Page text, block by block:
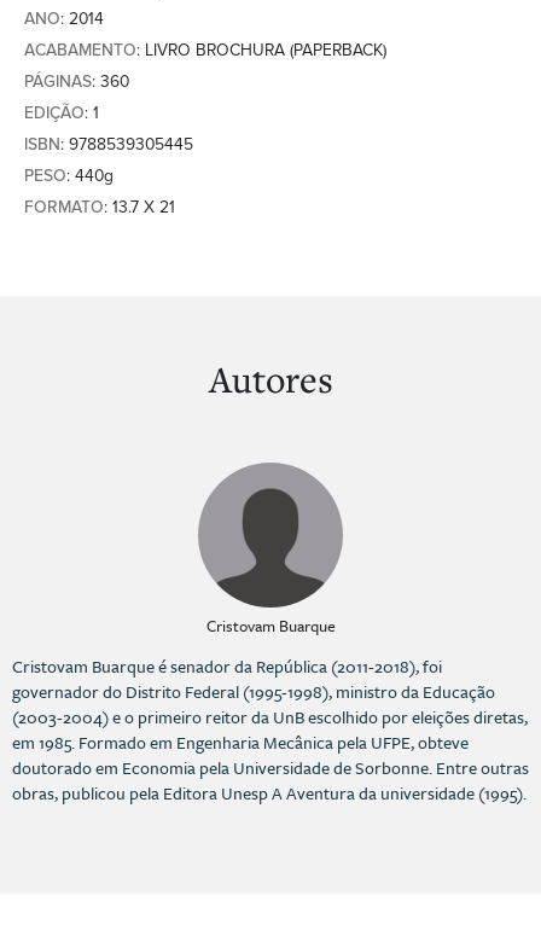
ANO: 2014
ACABAMENTO: LIVRO BROCHURA (PAPERBACK)
PÁGINAS: 360
EDIÇÃO: 1
ISBN: 9788539305445
PESO: 440g
FORMATO: 13.7 X 21
Autores
Cristovam Buarque
Cristovam Buarque é senador da República (2011-2018), foi
governador do Distrito Federal (1995-1998), ministro da Educação
(2003-2004) e o primeiro reitor da UnB escolhido por eleições diretas,
em 1985. Formado em Engenharia Mecânica pela UFPE, obteve
doutorado em Economia pela Universidade de Sorbonne. Entre outras
obras, publicou pela Editora Unesp A Aventura da universidade (1995).